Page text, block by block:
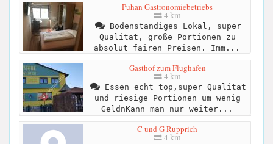
Puhan Gastronomiebetriebs
4 km
Bodenständiges Lokal, super
Qualität, große Portionen zu
absolut fairen Preisen. Imm...
Gasthof zum Flughafen
4 km
Essen echt top,super Qualität
und riesige Portionen um wenig
GeldnKann man nur weiter...
C und G Rupprich
4 km